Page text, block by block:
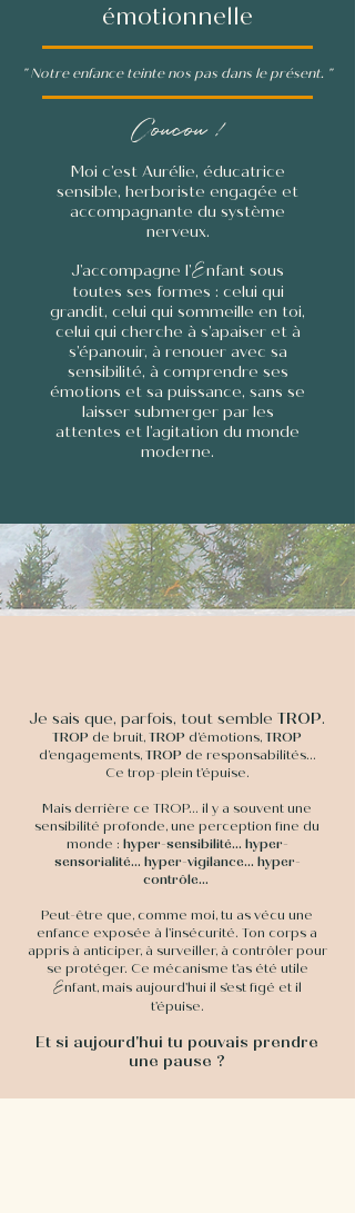
émotionnelle
" Notre enfance teinte nos pas dans le présent. "
Coucou !
Moi c’est Aurélie, éducatrice
sensible, herboriste engagée et
accompagnante du système
nerveux.
J’accompagne l’Enfant sous
toutes ses formes : celui qui
grandit, celui qui sommeille en toi,
celui qui cherche à s’apaiser et à
s’épanouir, à renouer avec sa
sensibilité, à comprendre ses
émotions et sa puissance, sans se
laisser submerger par les
attentes et l’agitation du monde
moderne.
Je sais que, parfois, tout semble TROP.
TROP de bruit, TROP d’émotions, TROP
d’engagements, TROP de responsabilités...
Ce trop-plein t'épuise.
Mais derrière ce TROP… il y a souvent une
sensibilité profonde, une perception fine du
monde : hyper-sensibilité... hyper-
sensorialité... hyper-vigilance... hyper-
contrôle...
Peut-être que, comme moi, tu as vécu une
enfance exposée à l'insécurité. Ton corps a
appris à anticiper, à surveiller, à contrôler pour
se protéger. Ce mécanisme t'as été utile
Enfant, mais aujourd'hui il s'est figé et il
t'épuise.
Et si aujourd'hui tu pouvais prendre
une pause ?